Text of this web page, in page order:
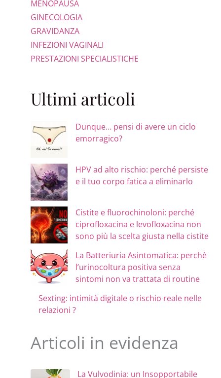
MENOPAUSA
GINECOLOGIA
GRAVIDANZA
INFEZIONI VAGINALI
PRESTAZIONI SPECIALISTICHE
Ultimi articoli
Dunque… pensi di avere un ciclo
emorragico?
HPV ad alto rischio: perché persiste
e il tuo corpo fatica a eliminarlo
Cistite e fluorochinoloni: perché
ciprofloxacina e levofloxacina non
sono più la scelta giusta nella cistite
La Batteriuria Asintomatica: perchè
l’urinocoltura positiva senza
sintomi non va trattata di routine
Sexting: intimità digitale o rischio reale nelle
relazioni ?
Articoli in evidenza
La Vulvodinia: un Insopportabile